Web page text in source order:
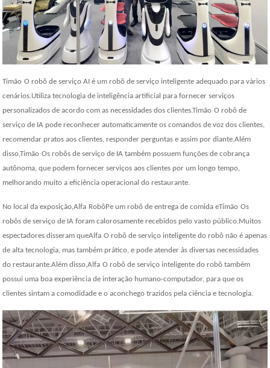
Timão O robô de serviço AI é um robô de serviço inteligente adequado para vários
cenários.Utiliza tecnologia de inteligência artificial para fornecer serviços
personalizados de acordo com as necessidades dos clientes.Timão O robô de
serviço de IA pode reconhecer automaticamente os comandos de voz dos clientes,
recomendar pratos aos clientes, responder perguntas e assim por diante.Além
disso,Timão Os robôs de serviço de IA também possuem funções de cobrança
autônoma, que podem fornecer serviços aos clientes por um longo tempo,
melhorando muito a eficiência operacional do restaurante.
No local da exposição,Alfa RobôPe um robô de entrega de comida eTimão Os
robôs de serviço de IA foram calorosamente recebidos pelo vasto público.Muitos
espectadores disseram queAlfa O robô de serviço inteligente do robô não é apenas
de alta tecnologia, mas também prático, e pode atender às diversas necessidades
do restaurante.Além disso,Alfa O robô de serviço inteligente do robô também
possui uma boa experiência de interação humano-computador, para que os
clientes sintam a comodidade e o aconchego trazidos pela ciência e tecnologia.